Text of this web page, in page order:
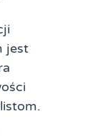
jest